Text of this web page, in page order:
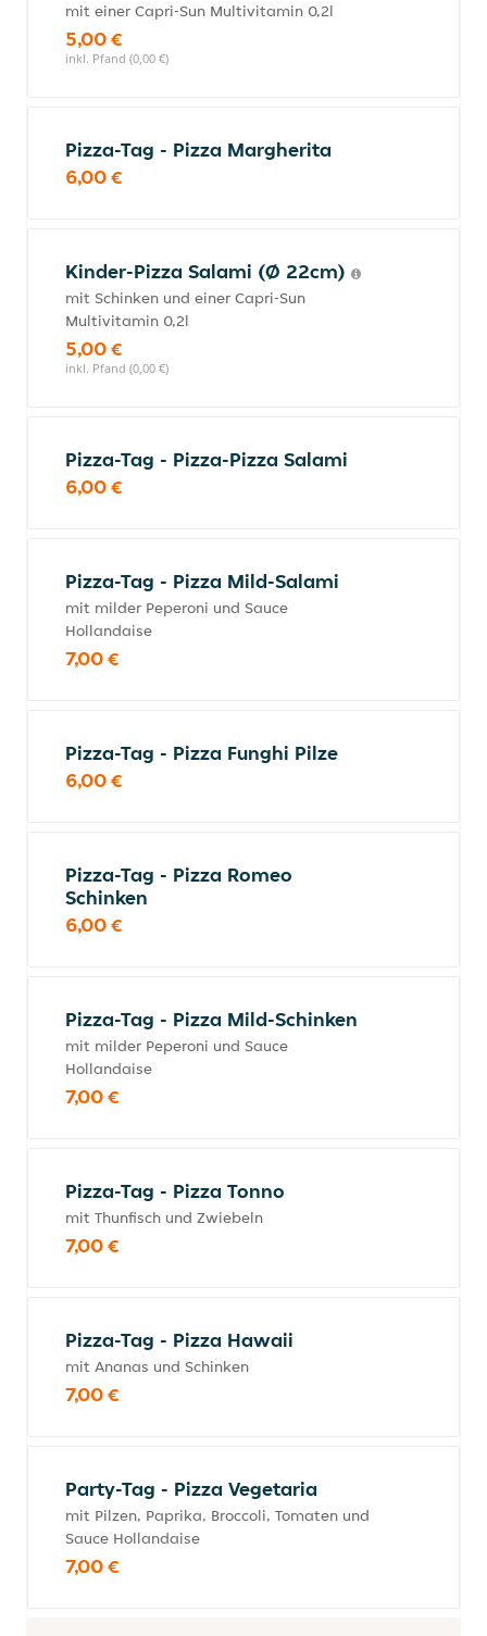
mit einer Capri-Sun Multivitamin 0,2l
5,00 €
inkl. Pfand (0,00 €)
Pizza-Tag - Pizza Margherita
6,00 €
Kinder-Pizza Salami (Ø 22cm)
mit Schinken und einer Capri-Sun
Multivitamin 0,2l
5,00 €
inkl. Pfand (0,00 €)
Pizza-Tag - Pizza-Pizza Salami
6,00 €
Pizza-Tag - Pizza Mild-Salami
mit milder Peperoni und Sauce
Hollandaise
7,00 €
Pizza-Tag - Pizza Funghi Pilze
6,00 €
Pizza-Tag - Pizza Romeo
Schinken
6,00 €
Pizza-Tag - Pizza Mild-Schinken
mit milder Peperoni und Sauce
Hollandaise
7,00 €
Pizza-Tag - Pizza Tonno
mit Thunfisch und Zwiebeln
7,00 €
Pizza-Tag - Pizza Hawaii
mit Ananas und Schinken
7,00 €
Party-Tag - Pizza Vegetaria
mit Pilzen, Paprika, Broccoli, Tomaten und
Sauce Hollandaise
7,00 €